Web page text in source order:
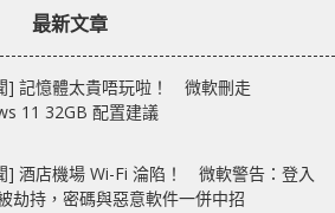
最新文章
] 記憶體太貴唔玩啦！ 微軟刪走
11 32GB 配置建議
] 酒店機場 Wi-Fi 淪陷！ 微軟警告：登入
劫持，密碼與惡意軟件一併中招